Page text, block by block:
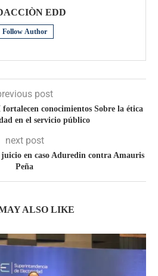
EDD
Follow Author
post
conocimientos Sobre la ética
en el servicio público
next post
en caso Aduredin contra Amauris
Peña
ALSO LIKE